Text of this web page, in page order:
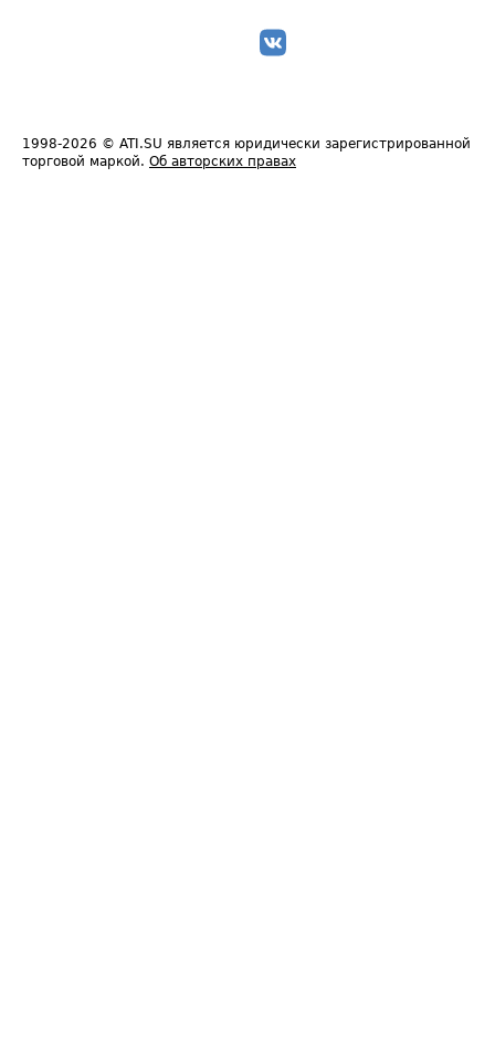
1998-2026 © ATI.SU является юридически зарегистрированной
торговой маркой. Об авторских правах